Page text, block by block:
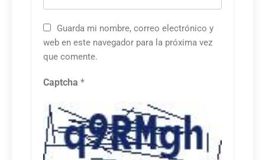
Guarda mi nombre, correo electrónico y
web en este navegador para la próxima vez
que comente.
Captcha *